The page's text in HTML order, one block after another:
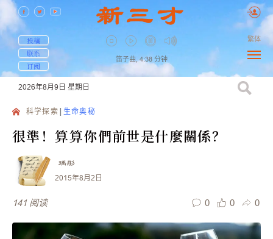
投稿
联系
订阅
笛子曲, 4:38 分钟
繁体
2026年8月9日 星期日
科学探索 生命奥秘
很準！算算你們前世是什麼關係？
瑀彤
2015年8月2日
141 阅读 0 0 0